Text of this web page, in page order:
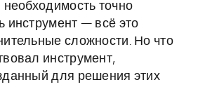
необходимость точно
инструмент — всё это
сложности. Но что
инструмент,
для решения этих